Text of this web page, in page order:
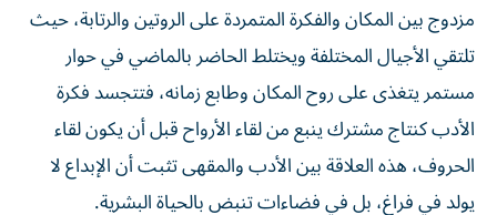
مزدوج بين المكان والفكرة المتمردة على الروتين والرتابة، حيث
تلتقي الأجيال المختلفة ويختلط الحاضر بالماضي في حوار
مستمر يتغذى على روح المكان وطابع زمانه، فتتجسد فكرة
الأدب كنتاج مشترك ينبع من لقاء الأرواح قبل أن يكون لقاء
الحروف، هذه العلاقة بين الأدب والمقهى تثبت أن الإبداع لا
يولد في فراغ، بل في فضاءات تنبض بالحياة البشرية.